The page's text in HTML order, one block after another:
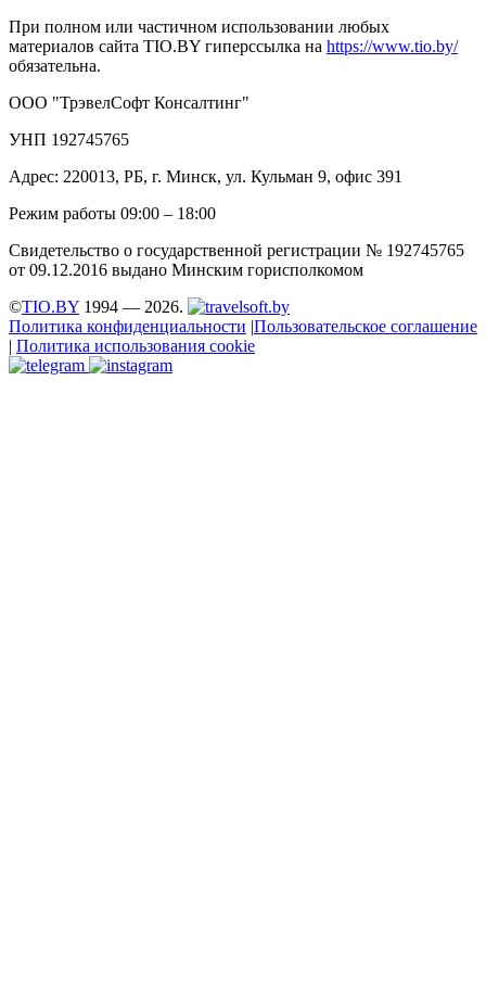
При полном или частичном использовании любых
материалов сайта TIO.BY гиперссылка на https://www.tio.by/
обязательна.
ООО "ТрэвелСофт Консалтинг"
УНП 192745765
Адрес: 220013, РБ, г. Минск, ул. Кульман 9, офис 391
Режим работы 09:00 – 18:00
Свидетельство о государственной регистрации № 192745765
от 09.12.2016 выдано Минским горисполкомом
©TIO.BY 1994 — 2026.
Политика конфиденциальности |Пользовательское соглашение
| Политика использования cookie